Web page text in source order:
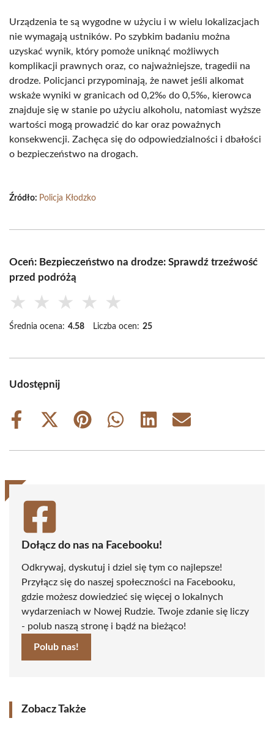
Urządzenia te są wygodne w użyciu i w wielu lokalizacjach
nie wymagają ustników. Po szybkim badaniu można
uzyskać wynik, który pomoże uniknąć możliwych
komplikacji prawnych oraz, co najważniejsze, tragedii na
drodze. Policjanci przypominają, że nawet jeśli alkomat
wskaże wyniki w granicach od 0,2‰ do 0,5‰, kierowca
znajduje się w stanie po użyciu alkoholu, natomiast wyższe
wartości mogą prowadzić do kar oraz poważnych
konsekwencji. Zachęca się do odpowiedzialności i dbałości
o bezpieczeństwo na drogach.
Źródło: Policja Kłodzko
Oceń: Bezpieczeństwo na drodze: Sprawdź trzeźwość
przed podróżą
★ ★ ★ ★ ★
Średnia ocena: 4.58 Liczba ocen: 25
Udostępnij
Share
Share
(Twitter)
Share
Share
Share
Share
Dołącz do nas na Facebooku!
Odkrywaj, dyskutuj i dziel się tym co najlepsze!
Przyłącz się do naszej społeczności na Facebooku,
gdzie możesz dowiedzieć się więcej o lokalnych
wydarzeniach w Nowej Rudzie. Twoje zdanie się liczy
- polub naszą stronę i bądź na bieżąco!
Polub nas!
Zobacz Także